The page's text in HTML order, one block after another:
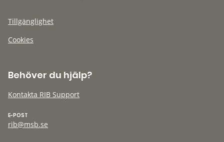
Tillgänglighet
Cookies
Behöver du hjälp?
Kontakta RIB Support
E-POST
rib@msb.se